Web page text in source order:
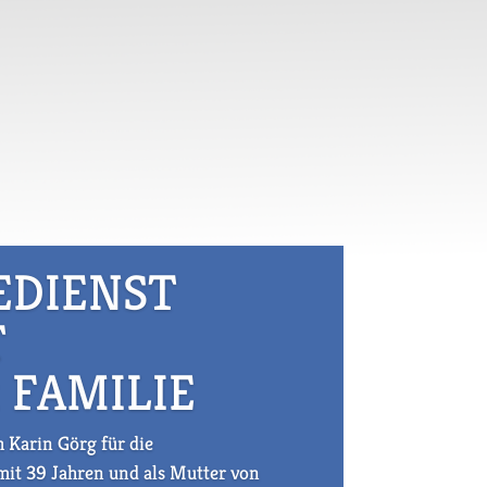
FAMILIE
Karin Görg für die
39 Jahren und als Mutter von